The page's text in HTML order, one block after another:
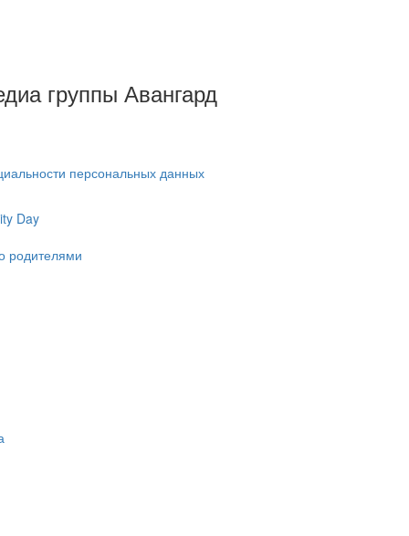
группы Авангард
персональных данных
Day
родителями